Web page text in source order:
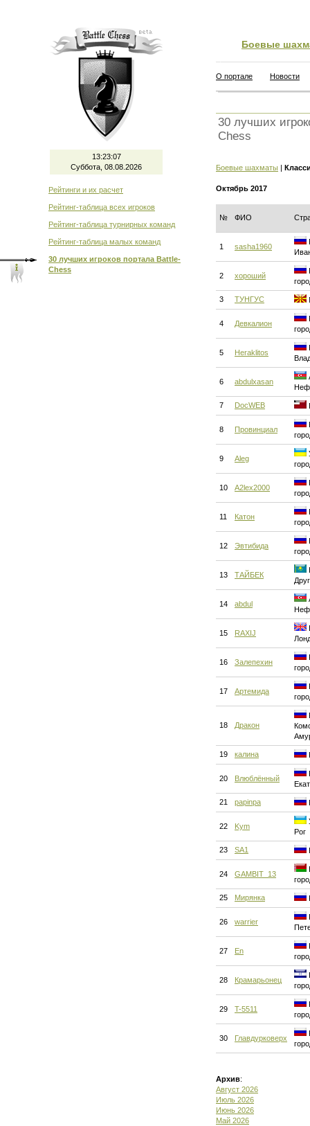
13:23:08
Суббота, 08.08.2026
Рейтинги и их расчет
Рейтинг-таблица всех игроков
Рейтинг-таблица турнирных команд
Рейтинг-таблица малых команд
30 лучших игроков портала Battle-
Chess
Боевые
О портале Новости
30 лучших
Chess
Боевые шахматы |
Октябрь 2017
№ ФИО
1 sasha1960
2 хороший
3 ТУНГУС
4 Девкалион
5 Heraklitos
6 abdulxasan
7 DocWEB
8 Провинциал
9 Aleg
10 A2lex2000
11 Катон
12 Эвтибида
13 ТАЙБЕК
14 abdul
15 RAXIJ
16 Залепехин
17 Артемида
18 Дракон
19 калина
20 Влюблённый
21 papinpa
22 Kym
Рог
23 SA1
24 GAMBIT_13
25 Мирянка
26 warrier
27 En
28 Крамарьонец
29 T-5511
30 Главдурковерх
Архив:
Август 2026
Июль 2026
Июнь 2026
Май 2026